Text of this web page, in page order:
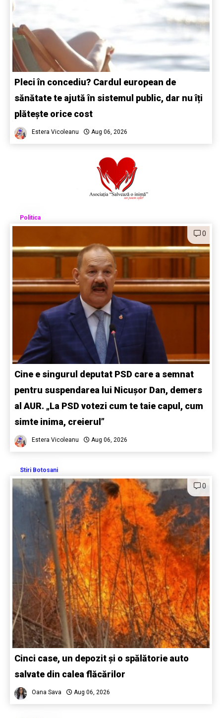
Pleci în concediu? Cardul european de
sănătate te ajută în sistemul public, dar nu îți
plătește orice cost
Estera Vicoleanu Aug 06, 2026
Politica
0
Cine e singurul deputat PSD care a semnat
pentru suspendarea lui Nicușor Dan, demers
al AUR. „La PSD votezi cum te taie capul, cum
simte inima, creierul”
Estera Vicoleanu Aug 06, 2026
Stiri Botosani
0
Cinci case, un depozit și o spălătorie auto
salvate din calea flăcărilor
Oana Sava Aug 06, 2026